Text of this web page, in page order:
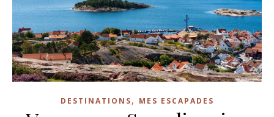
DESTINATIONS, MES ESCAPADES